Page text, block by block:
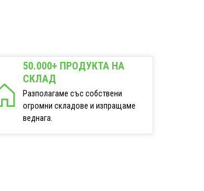
50.000+ ПРОДУКТА НА
СКЛАД
Разполагаме със собствени
огромни складове и изпращаме
веднага.